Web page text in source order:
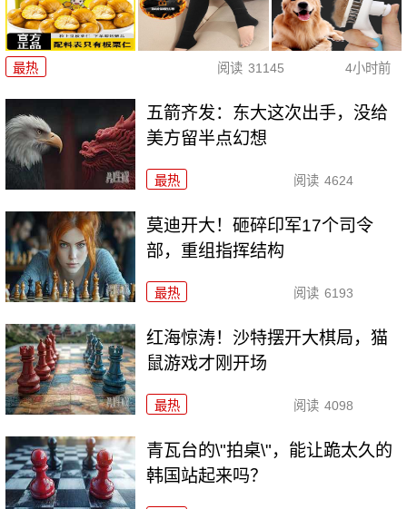
最热 阅读 31145 4小时前
五箭齐发：东大这次出手，没给
美方留半点幻想
最热 阅读 4624
莫迪开大！砸碎印军17个司令
部，重组指挥结构
最热 阅读 6193
红海惊涛！沙特摆开大棋局，猫
鼠游戏才刚开场
最热 阅读 4098
青瓦台的\"拍桌\"，能让跪太久的
韩国站起来吗？